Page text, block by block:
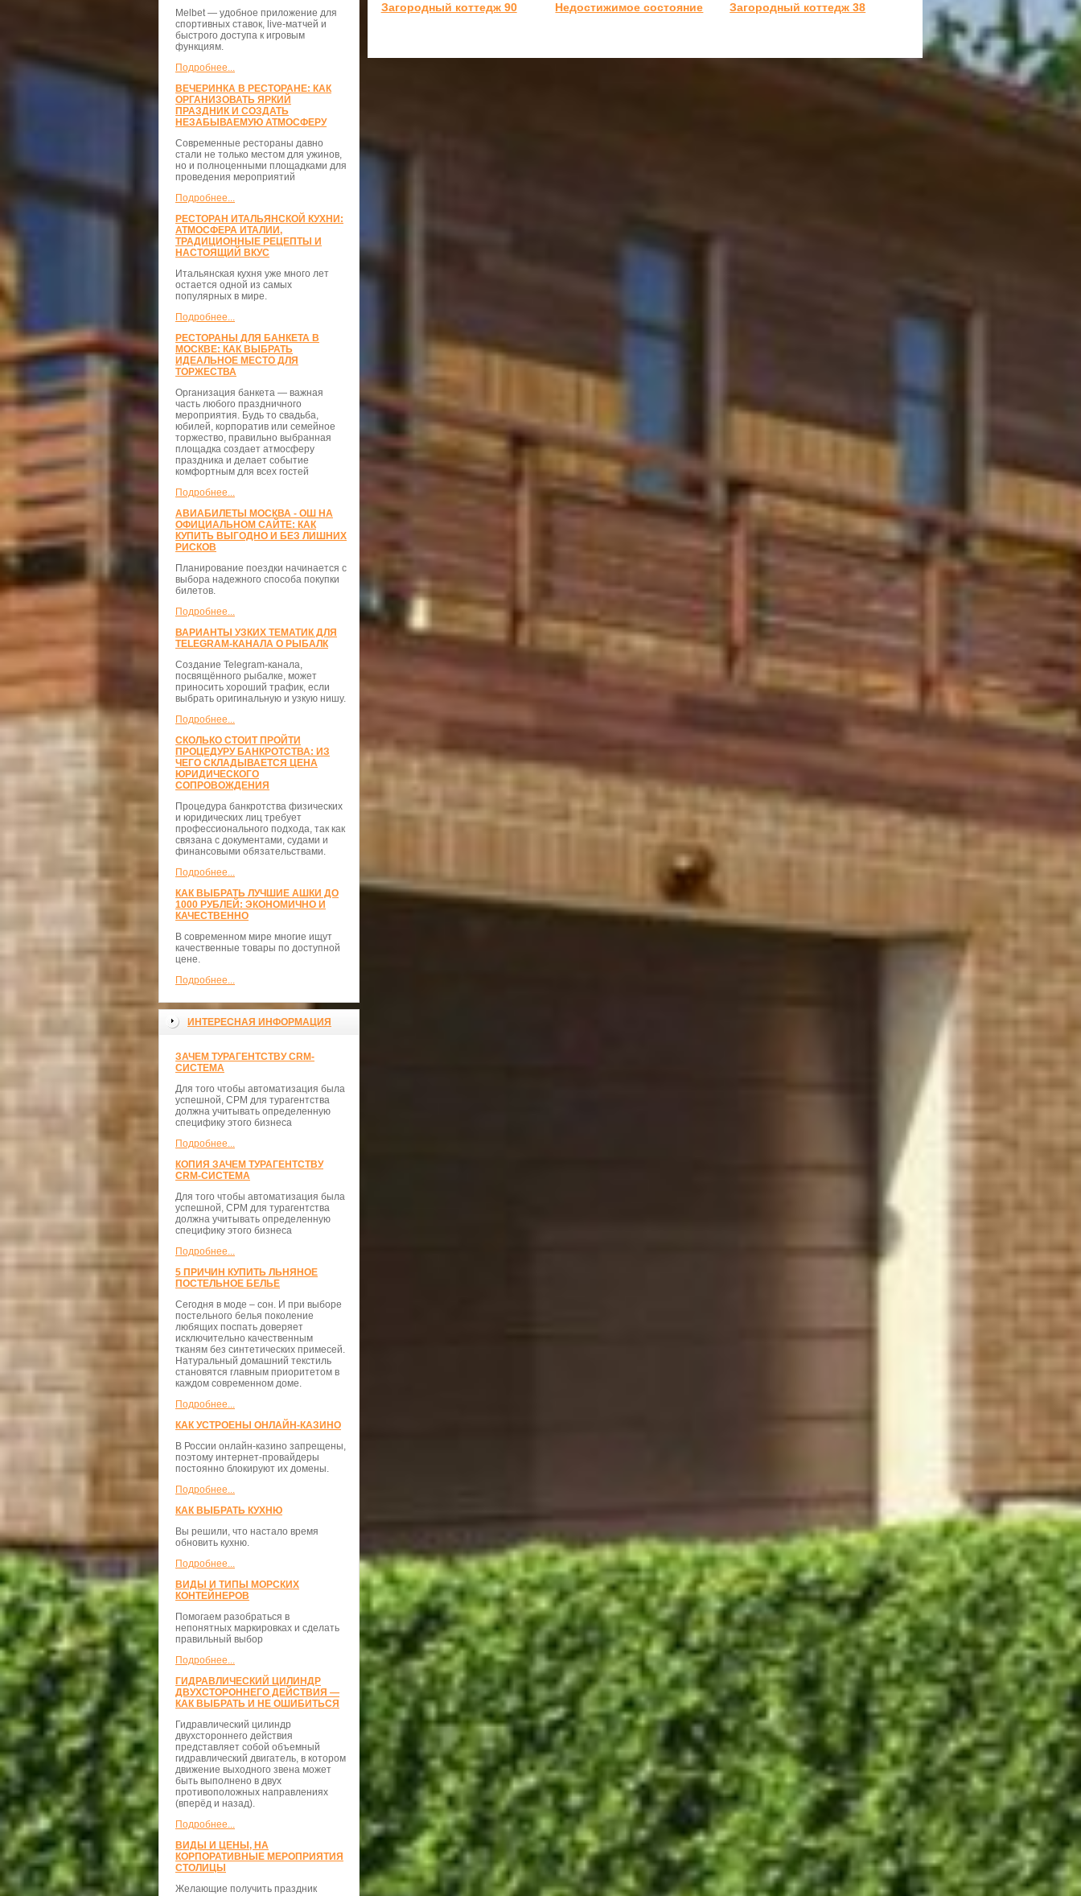
Melbet — удобное приложение для
спортивных ставок, live-матчей и
быстрого доступа к игровым
функциям.
Подробнее...
ВЕЧЕРИНКА В РЕСТОРАНЕ: КАК
ОРГАНИЗОВАТЬ ЯРКИЙ
ПРАЗДНИК И СОЗДАТЬ
НЕЗАБЫВАЕМУЮ АТМОСФЕРУ
Современные рестораны давно
стали не только местом для ужинов,
но и полноценными площадками для
проведения мероприятий
Подробнее...
РЕСТОРАН ИТАЛЬЯНСКОЙ КУХНИ:
АТМОСФЕРА ИТАЛИИ,
ТРАДИЦИОННЫЕ РЕЦЕПТЫ И
НАСТОЯЩИЙ ВКУС
Итальянская кухня уже много лет
остается одной из самых
популярных в мире.
Подробнее...
РЕСТОРАНЫ ДЛЯ БАНКЕТА В
МОСКВЕ: КАК ВЫБРАТЬ
ИДЕАЛЬНОЕ МЕСТО ДЛЯ
ТОРЖЕСТВА
Организация банкета — важная
часть любого праздничного
мероприятия. Будь то свадьба,
юбилей, корпоратив или семейное
торжество, правильно выбранная
площадка создает атмосферу
праздника и делает событие
комфортным для всех гостей
Подробнее...
АВИАБИЛЕТЫ МОСКВА - ОШ НА
ОФИЦИАЛЬНОМ САЙТЕ: КАК
КУПИТЬ ВЫГОДНО И БЕЗ ЛИШНИХ
РИСКОВ
Планирование поездки начинается с
выбора надежного способа покупки
билетов.
Подробнее...
ВАРИАНТЫ УЗКИХ ТЕМАТИК ДЛЯ
TELEGRAM-КАНАЛА О РЫБАЛК
Создание Telegram-канала,
посвящённого рыбалке, может
приносить хороший трафик, если
выбрать оригинальную и узкую нишу.
Подробнее...
СКОЛЬКО СТОИТ ПРОЙТИ
ПРОЦЕДУРУ БАНКРОТСТВА: ИЗ
ЧЕГО СКЛАДЫВАЕТСЯ ЦЕНА
ЮРИДИЧЕСКОГО
СОПРОВОЖДЕНИЯ
Процедура банкротства физических
и юридических лиц требует
профессионального подхода, так как
связана с документами, судами и
финансовыми обязательствами.
Подробнее...
КАК ВЫБРАТЬ ЛУЧШИЕ АШКИ ДО
1000 РУБЛЕЙ: ЭКОНОМИЧНО И
КАЧЕСТВЕННО
В современном мире многие ищут
качественные товары по доступной
цене.
Подробнее...
ИНТЕРЕСНАЯ ИНФОРМАЦИЯ
ЗАЧЕМ ТУРАГЕНТСТВУ CRM-
СИСТЕМА
Для того чтобы автоматизация была
успешной, СРМ для турагентства
должна учитывать определенную
специфику этого бизнеса
Подробнее...
КОПИЯ ЗАЧЕМ ТУРАГЕНТСТВУ
CRM-СИСТЕМА
Для того чтобы автоматизация была
успешной, СРМ для турагентства
должна учитывать определенную
специфику этого бизнеса
Подробнее...
5 ПРИЧИН КУПИТЬ ЛЬНЯНОЕ
ПОСТЕЛЬНОЕ БЕЛЬЕ
Сегодня в моде – сон. И при выборе
постельного белья поколение
любящих поспать доверяет
исключительно качественным
тканям без синтетических примесей.
Натуральный домашний текстиль
становятся главным приоритетом в
каждом современном доме.
Подробнее...
КАК УСТРОЕНЫ ОНЛАЙН-КАЗИНО
В России онлайн-казино запрещены,
поэтому интернет-провайдеры
постоянно блокируют их домены.
Подробнее...
КАК ВЫБРАТЬ КУХНЮ
Вы решили, что настало время
обновить кухню.
Подробнее...
ВИДЫ И ТИПЫ МОРСКИХ
КОНТЕЙНЕРОВ
Помогаем разобраться в
непонятных маркировках и сделать
правильный выбор
Подробнее...
ГИДРАВЛИЧЕСКИЙ ЦИЛИНДР
ДВУХСТОРОННЕГО ДЕЙСТВИЯ —
КАК ВЫБРАТЬ И НЕ ОШИБИТЬСЯ
Гидравлический цилиндр
двухстороннего действия
представляет собой объемный
гидравлический двигатель, в котором
движение выходного звена может
быть выполнено в двух
противоположных направлениях
(вперёд и назад).
Подробнее...
ВИДЫ И ЦЕНЫ, НА
КОРПОРАТИВНЫЕ МЕРОПРИЯТИЯ
СТОЛИЦЫ
Желающие получить праздник
Загородный коттедж 90 Недостижимое состояние Загородный коттедж 38